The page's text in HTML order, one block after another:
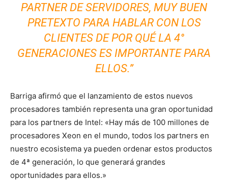
PARTNER DE SERVIDORES, MUY BUEN
PRETEXTO PARA HABLAR CON LOS
CLIENTES DE POR QUÉ LA 4°
GENERACIONES ES IMPORTANTE PARA
ELLOS.”
Barriga afirmó que el lanzamiento de estos nuevos
procesadores también representa una gran oportunidad
para los partners de Intel: «Hay más de 100 millones de
procesadores Xeon en el mundo, todos los partners en
nuestro ecosistema ya pueden ordenar estos productos
de 4ª generación, lo que generará grandes
oportunidades para ellos.»